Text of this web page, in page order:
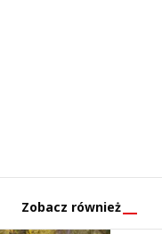
Zobacz również